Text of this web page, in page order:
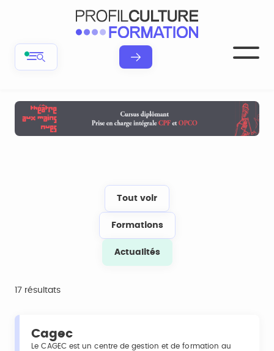
Tout voir
Formations
Actualités
17 résultats
Cagec
Le CAGEC est un centre de gestion et de formation au